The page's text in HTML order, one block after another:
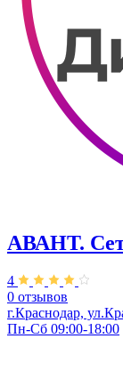
АВАНТ.
4
0 отзывов
г.Краснодар,
Пн-Сб 09:00-18:00